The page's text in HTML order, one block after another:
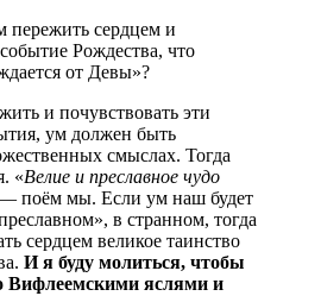
пережить сердцем и
Рождества, что
от Девы»?
и почувствовать эти
ум должен быть
смыслах. Тогда
«Велие и преславное чудо
поём мы. Если ум наш будет
в странном, тогда
сердцем великое таинство
И я буду молиться, чтобы
Вифлеемскими яслями и